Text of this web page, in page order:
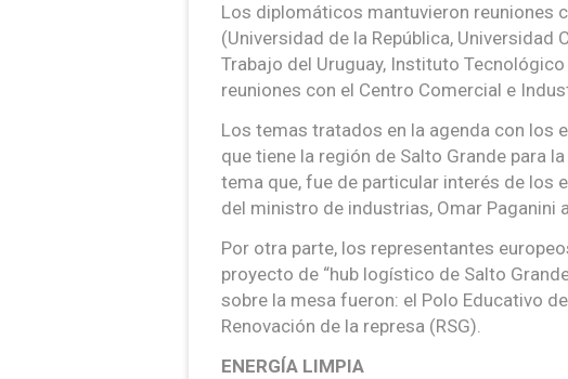
Los diplomáticos mantuvieron reuniones
(Universidad de la República, Universidad
Trabajo del Uruguay, Instituto
reuniones con el Centro Comercial e
Los temas tratados en la agenda con los
que tiene la región de Salto Grande para
tema que, fue de particular interés de los
del ministro de industrias, Omar Paganini
Por otra parte, los representantes
proyecto de “hub logístico de Salto
sobre la mesa fueron: el Polo Educativo
Renovación de la represa (RSG).
ENERGÍA LIMPIA